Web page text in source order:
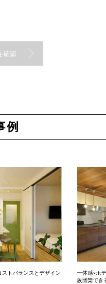
例
トバランスとデザイン
一体感×ホ
族団欒でき